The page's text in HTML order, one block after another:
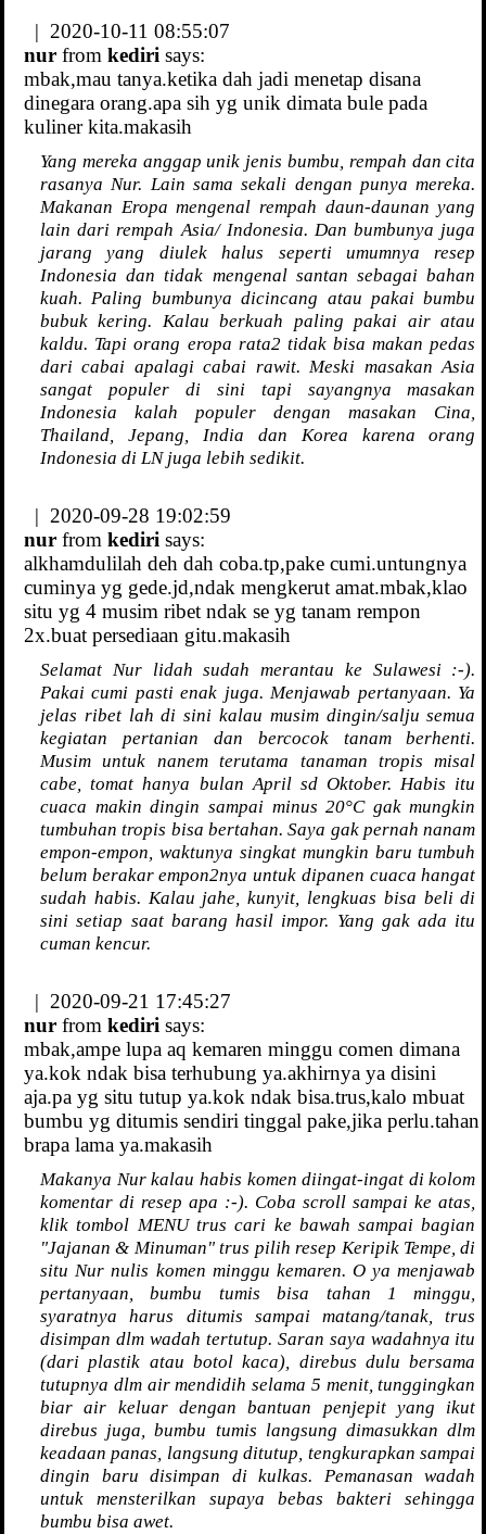
| 2020-10-11 08:55:07
nur from kediri says:
mbak,mau tanya.ketika dah jadi menetap disana
dinegara orang.apa sih yg unik dimata bule pada
kuliner kita.makasih
Yang mereka anggap unik jenis bumbu, rempah dan cita
rasanya Nur. Lain sama sekali dengan punya mereka.
Makanan Eropa mengenal rempah daun-daunan yang
lain dari rempah Asia/ Indonesia. Dan bumbunya juga
jarang yang diulek halus seperti umumnya resep
Indonesia dan tidak mengenal santan sebagai bahan
kuah. Paling bumbunya dicincang atau pakai bumbu
bubuk kering. Kalau berkuah paling pakai air atau
kaldu. Tapi orang eropa rata2 tidak bisa makan pedas
dari cabai apalagi cabai rawit. Meski masakan Asia
sangat populer di sini tapi sayangnya masakan
Indonesia kalah populer dengan masakan Cina,
Thailand, Jepang, India dan Korea karena orang
Indonesia di LN juga lebih sedikit.
| 2020-09-28 19:02:59
nur from kediri says:
alkhamdulilah deh dah coba.tp,pake cumi.untungnya
cuminya yg gede.jd,ndak mengkerut amat.mbak,klao
situ yg 4 musim ribet ndak se yg tanam rempon
2x.buat persediaan gitu.makasih
Selamat Nur lidah sudah merantau ke Sulawesi :-).
Pakai cumi pasti enak juga. Menjawab pertanyaan. Ya
jelas ribet lah di sini kalau musim dingin/salju semua
kegiatan pertanian dan bercocok tanam berhenti.
Musim untuk nanem terutama tanaman tropis misal
cabe, tomat hanya bulan April sd Oktober. Habis itu
cuaca makin dingin sampai minus 20°C gak mungkin
tumbuhan tropis bisa bertahan. Saya gak pernah nanam
empon-empon, waktunya singkat mungkin baru tumbuh
belum berakar empon2nya untuk dipanen cuaca hangat
sudah habis. Kalau jahe, kunyit, lengkuas bisa beli di
sini setiap saat barang hasil impor. Yang gak ada itu
cuman kencur.
| 2020-09-21 17:45:27
nur from kediri says:
mbak,ampe lupa aq kemaren minggu comen dimana
ya.kok ndak bisa terhubung ya.akhirnya ya disini
aja.pa yg situ tutup ya.kok ndak bisa.trus,kalo mbuat
bumbu yg ditumis sendiri tinggal pake,jika perlu.tahan
brapa lama ya.makasih
Makanya Nur kalau habis komen diingat-ingat di kolom
komentar di resep apa :-). Coba scroll sampai ke atas,
klik tombol MENU trus cari ke bawah sampai bagian
"Jajanan & Minuman" trus pilih resep Keripik Tempe, di
situ Nur nulis komen minggu kemaren. O ya menjawab
pertanyaan, bumbu tumis bisa tahan 1 minggu,
syaratnya harus ditumis sampai matang/tanak, trus
disimpan dlm wadah tertutup. Saran saya wadahnya itu
(dari plastik atau botol kaca), direbus dulu bersama
tutupnya dlm air mendidih selama 5 menit, tunggingkan
biar air keluar dengan bantuan penjepit yang ikut
direbus juga, bumbu tumis langsung dimasukkan dlm
keadaan panas, langsung ditutup, tengkurapkan sampai
dingin baru disimpan di kulkas. Pemanasan wadah
untuk mensterilkan supaya bebas bakteri sehingga
bumbu bisa awet.